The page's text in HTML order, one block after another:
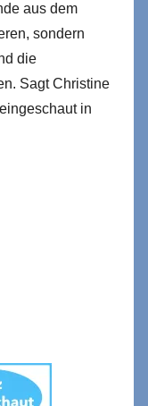
aus dem
sondern
die
Sagt Christine
in